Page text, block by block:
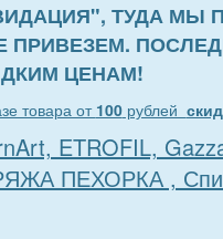
ТУДА МЫ
ПРИВЕЗЕМ.
ЦЕНАМ!
товара от 100рублей
ETROFIL,
ПЕХОРКА ,